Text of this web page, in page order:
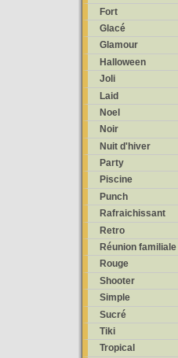
Fort
Glacé
Glamour
Halloween
Joli
Laid
Noel
Noir
Nuit d'hiver
Party
Piscine
Punch
Rafraichissant
Retro
Réunion familiale
Rouge
Shooter
Simple
Sucré
Tiki
Tropical